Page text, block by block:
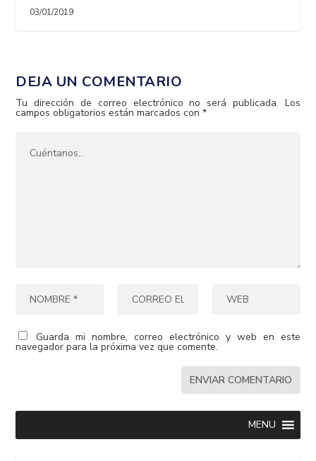
03/01/2019
DEJA UN COMENTARIO
Tu dirección de correo electrónico no será publicada. Los
campos obligatorios están marcados con*
Guarda mi nombre, correo electrónico y web en este
navegador para la próxima vez que comente.
MENU